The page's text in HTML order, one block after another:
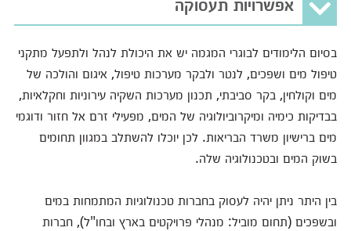
בסיום הלימודים לבוגרי המגמה יש את היכולת לנהל ולתפעל מתקני
טיפול מים ושפכים, לנטר ולבקר מערכות טיפול, איגום והולכה של
מים וקולחין, בקר סביבתי, תכנון מערכות השקיה עירוניות וחקלאיות,
בבדיקות כימיה ומיקרוביולוגיה של המים, מפעילי זרם אל חזור ודוגמי
מים ברישיון משרד הבריאות. לכן יוכלו להשתלב במגוון תחומים
בשוק המים ובטכנולוגיה שלה.
בין היתר ניתן יהיה לעסוק בחברות טכנולוגיות המתמחות במים
ובשפכים (תחום מוביל: מנהלי פרויקטים בארץ ובחו"ל), חברות